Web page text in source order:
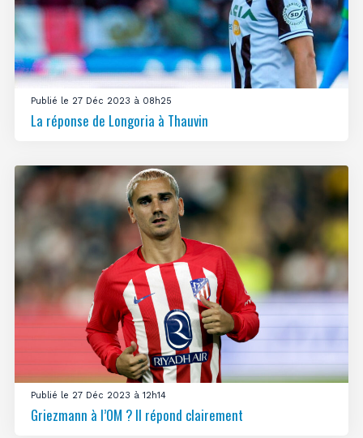
Publié le 27 Déc 2023 à 08h25
La réponse de Longoria à Thauvin
Publié le 27 Déc 2023 à 12h14
Griezmann à l’OM ? Il répond clairement